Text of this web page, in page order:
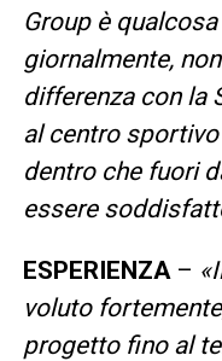
Group è
giornalmente,
differenza con la
al centro sportivo
dentro che fuori
essere
ESPERIENZA–
voluto
progetto fino al